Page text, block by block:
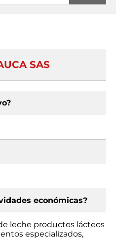
SAS
económicas?
leche productos lácteos
especializados,